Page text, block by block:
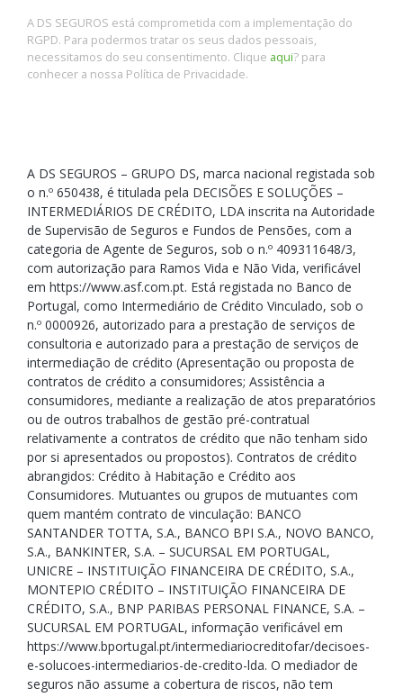
A DS SEGUROS está comprometida com a implementação do
RGPD. Para podermos tratar os seus dados pessoais,
necessitamos do seu consentimento. Clique aqui? para
conhecer a nossa Política de Privacidade.
A DS SEGUROS – GRUPO DS, marca nacional registada sob
o n.º 650438, é titulada pela DECISÕES E SOLUÇÕES –
INTERMEDIÁRIOS DE CRÉDITO, LDA inscrita na Autoridade
de Supervisão de Seguros e Fundos de Pensões, com a
categoria de Agente de Seguros, sob o n.º 409311648/3,
com autorização para Ramos Vida e Não Vida, verificável
em https://www.asf.com.pt. Está registada no Banco de
Portugal, como Intermediário de Crédito Vinculado, sob o
n.º 0000926, autorizado para a prestação de serviços de
consultoria e autorizado para a prestação de serviços de
intermediação de crédito (Apresentação ou proposta de
contratos de crédito a consumidores; Assistência a
consumidores, mediante a realização de atos preparatórios
ou de outros trabalhos de gestão pré-contratual
relativamente a contratos de crédito que não tenham sido
por si apresentados ou propostos). Contratos de crédito
abrangidos: Crédito à Habitação e Crédito aos
Consumidores. Mutuantes ou grupos de mutuantes com
quem mantém contrato de vinculação: BANCO
SANTANDER TOTTA, S.A., BANCO BPI S.A., NOVO BANCO,
S.A., BANKINTER, S.A. – SUCURSAL EM PORTUGAL,
UNICRE – INSTITUIÇÃO FINANCEIRA DE CRÉDITO, S.A.,
MONTEPIO CRÉDITO – INSTITUIÇÃO FINANCEIRA DE
CRÉDITO, S.A., BNP PARIBAS PERSONAL FINANCE, S.A. –
SUCURSAL EM PORTUGAL, informação verificável em
https://www.bportugal.pt/intermediariocreditofar/decisoes-
e-solucoes-intermediarios-de-credito-lda. O mediador de
seguros não assume a cobertura de riscos, não tem